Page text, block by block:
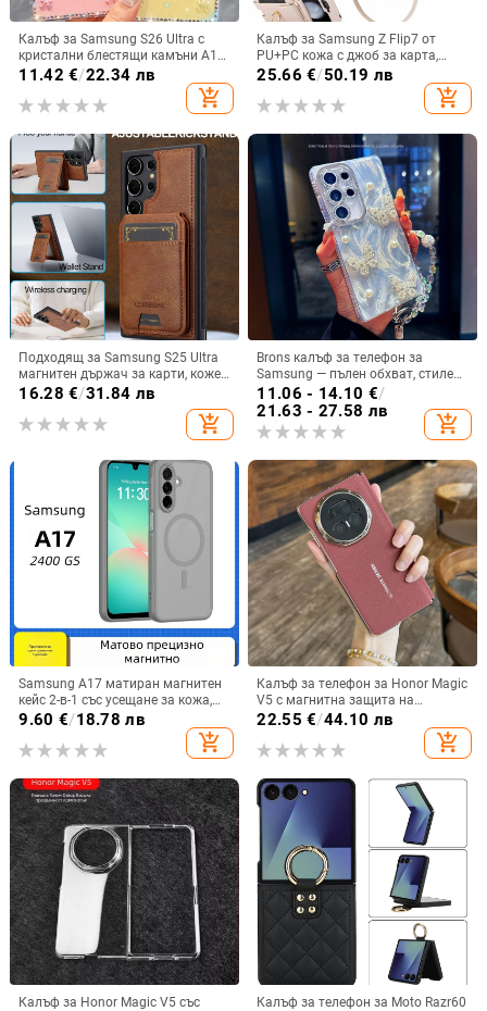
Калъф за Samsung S26 Ultra с
кристални блестящи камъни A17,
A57IMD Aurora Bow и S24FE,
11.42 €/22.34 лв
add_shopping_cart
Калъф за Samsung Z Flip7 от
PU+PC кожа с джоб за карта,
пръстен за държане, еластичен
държач за карти и кръстосана
презрамка
25.66 €/50.19 лв
add_shopping_cart
Подходящ за Samsung S25 Ultra
магнитен държач за карти, кожен
калъф S24Plus, защитен калъф,
разделен на части, калъф за
мобилен телефон Samsung
16.28 €/31.84 лв
add_shopping_cart
Brons калъф за телефон за
Samsung — пълен обхват, стилен
и креативен дизайн, TPU
материал, удароустойчив
11.06 - 14.10 €/
21.63 - 27.58 лв
add_shopping_cart
Samsung A17 матиран магнитен
кейс 2-в-1 със усещане за кожа,
удароустойчива обвивка от
червено, лилаво, синьо, черно
9.60 €/18.78 лв
add_shopping_cart
Калъф за телефон за Honor Magic
V5 с магнитна защита на
централната ос, пълна защита на
електроплатиране, защита срещу
22.55 €/44.10 лв
add_shopping_cart
Калъф за Honor Magic V5 със
Калъф за телефон за Moto Razr60